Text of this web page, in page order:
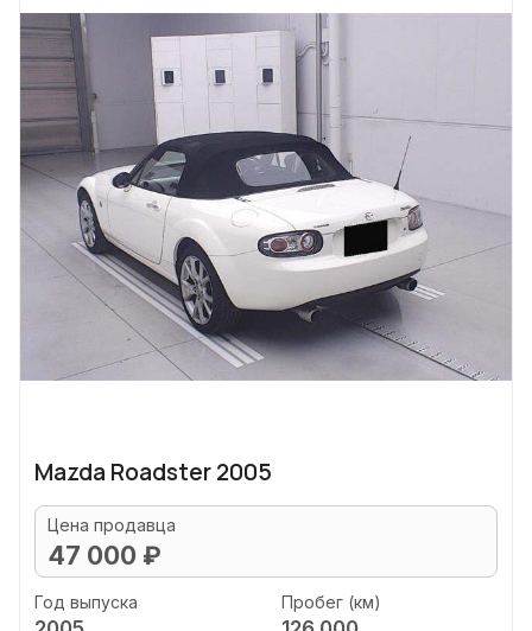
Mazda Roadster 2005
Цена продавца
47 000 ₽
Год выпуска Пробег (км)